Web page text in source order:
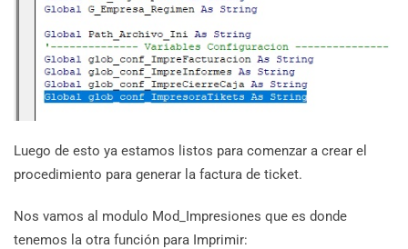
Luego de esto ya estamos listos para comenzar a crear el
procedimiento para generar la factura de ticket.
Nos vamos al modulo Mod_Impresiones que es donde
tenemos la otra función para Imprimir: